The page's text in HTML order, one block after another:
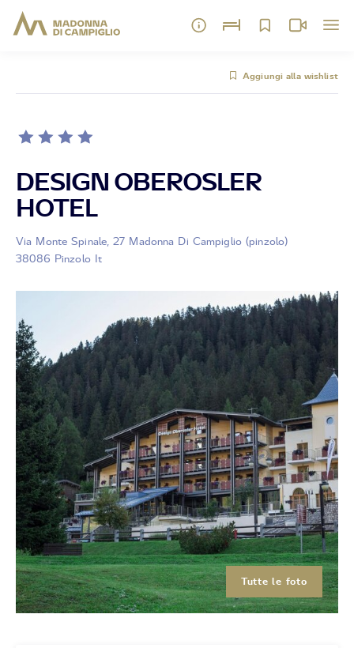
Aggiungi alla wishlist
DESIGN OBEROSLER
HOTEL
Via Monte Spinale, 27 Madonna Di Campiglio (pinzolo)
38086 Pinzolo It
Tutte le foto